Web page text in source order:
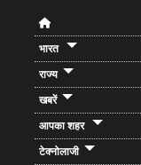
भारत
राज्य
खबरें
आपका शहर
टेक्नोलाजी